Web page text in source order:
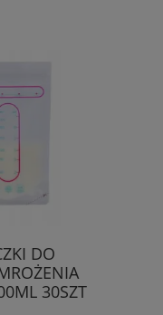
DO
30SZT